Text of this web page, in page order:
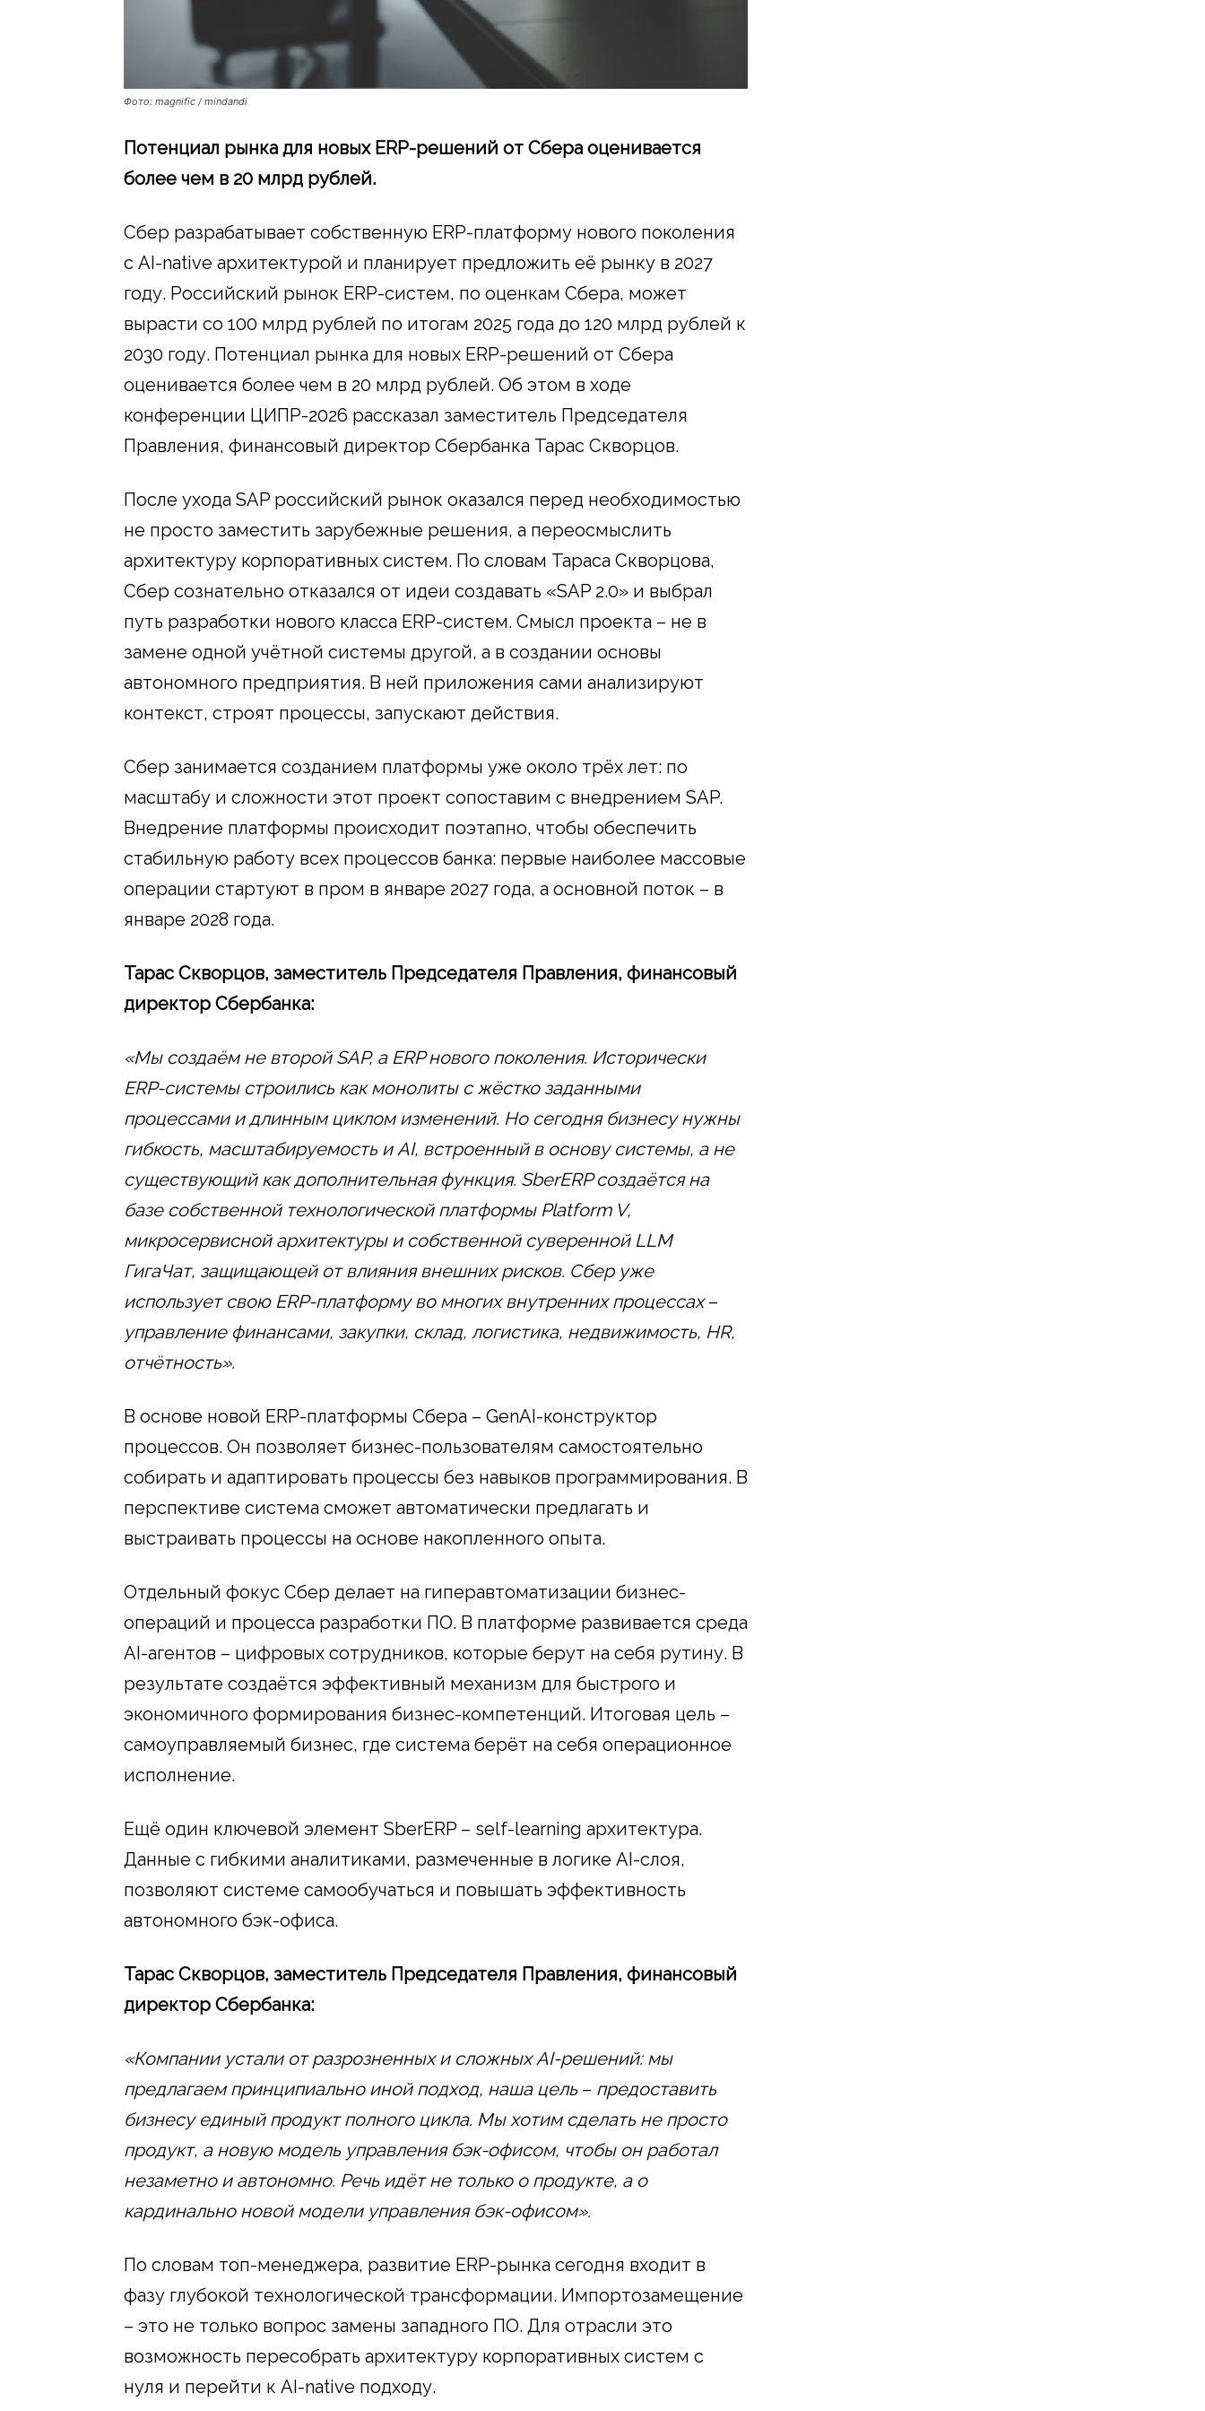
Фото: magnific / mindandi
Потенциал рынка для новых ERP-решений от Сбера оценивается
более чем в 20 млрд рублей.
Сбер разрабатывает собственную ERP-платформу нового поколения
с AI-native архитектурой и планирует предложить её рынку в 2027
году. Российский рынок ERP-систем, по оценкам Сбера, может
вырасти со 100 млрд рублей по итогам 2025 года до 120 млрд рублей к
2030 году. Потенциал рынка для новых ERP-решений от Сбера
оценивается более чем в 20 млрд рублей. Об этом в ходе
конференции ЦИПР-2026 рассказал заместитель Председателя
Правления, финансовый директор Сбербанка Тарас Скворцов.
После ухода SAP российский рынок оказался перед необходимостью
не просто заместить зарубежные решения, а переосмыслить
архитектуру корпоративных систем. По словам Тараса Скворцова,
Сбер сознательно отказался от идеи создавать «SAP 2.0» и выбрал
путь разработки нового класса ERP-систем. Смысл проекта – не в
замене одной учётной системы другой, а в создании основы
автономного предприятия. В ней приложения сами анализируют
контекст, строят процессы, запускают действия.
Сбер занимается созданием платформы уже около трёх лет: по
масштабу и сложности этот проект сопоставим с внедрением SAP.
Внедрение платформы происходит поэтапно, чтобы обеспечить
стабильную работу всех процессов банка: первые наиболее массовые
операции стартуют в пром в январе 2027 года, а основной поток – в
январе 2028 года.
Тарас Скворцов, заместитель Председателя Правления, финансовый
директор Сбербанка:
«Мы создаём не второй SAP, а ERP нового поколения. Исторически
ERP-системы строились как монолиты с жёстко заданными
процессами и длинным циклом изменений. Но сегодня бизнесу нужны
гибкость, масштабируемость и AI, встроенный в основу системы, а не
существующий как дополнительная функция. SberERP создаётся на
базе собственной технологической платформы Platform V,
микросервисной архитектуры и собственной суверенной LLM
ГигаЧат, защищающей от влияния внешних рисков. Сбер уже
использует свою ERP-платформу во многих внутренних процессах–
управление финансами, закупки, склад, логистика, недвижимость, HR,
отчётность».
В основе новой ERP-платформы Сбера – GenAI-конструктор
процессов. Он позволяет бизнес-пользователям самостоятельно
собирать и адаптировать процессы без навыков программирования. В
перспективе система сможет автоматически предлагать и
выстраивать процессы на основе накопленного опыта.
Отдельный фокус Сбер делает на гиперавтоматизации бизнес-
операций и процесса разработки ПО. В платформе развивается среда
AI-агентов – цифровых сотрудников, которые берут на себя рутину. В
результате создаётся эффективный механизм для быстрого и
экономичного формирования бизнес-компетенций. Итоговая цель –
самоуправляемый бизнес, где система берёт на себя операционное
исполнение.
Ещё один ключевой элемент SberERP – self-learning архитектура.
Данные с гибкими аналитиками, размеченные в логике AI-слоя,
позволяют системе самообучаться и повышать эффективность
автономного бэк-офиса.
Тарас Скворцов, заместитель Председателя Правления, финансовый
директор Сбербанка:
«Компании устали от разрозненных и сложных AI-решений: мы
предлагаем принципиально иной подход, наша цель – предоставить
бизнесу единый продукт полного цикла. Мы хотим сделать не просто
продукт, а новую модель управления бэк-офисом, чтобы он работал
незаметно и автономно. Речь идёт не только о продукте, а о
кардинально новой модели управления бэк-офисом».
По словам топ-менеджера, развитие ERP-рынка сегодня входит в
фазу глубокой технологической трансформации. Импортозамещение
– это не только вопрос замены западного ПО. Для отрасли это
возможность пересобрать архитектуру корпоративных систем с
нуля и перейти к AI-native подходу.